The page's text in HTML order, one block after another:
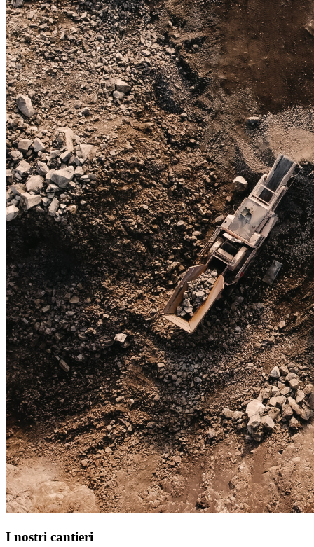
I nostri cantieri